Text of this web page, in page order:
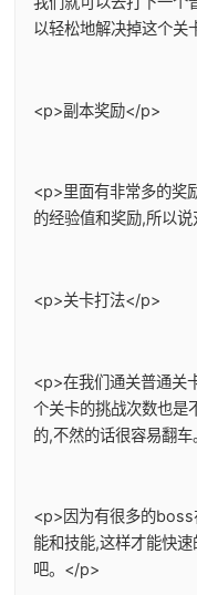
以轻松地解决掉这个关
<p>副本奖励</p>
<p>里面有非常多的奖
的经验值和奖励,所以
<p>关卡打法</p>
<p>在我们通关普通关
个关卡的挑战次数也是
的,不然的话很容易翻
<p>因为有很多的
能和技能,这样才能快
吧。</p>